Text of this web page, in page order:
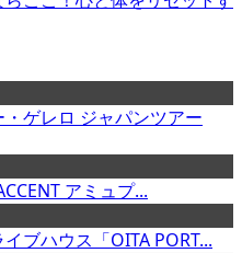
ゲレロ ジャパンツアー
アミュプ...
ブハウス「OITA PORT...